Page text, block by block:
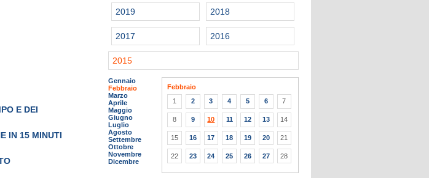
E DEI
IN 15 MINUTI
2019 2018
2017 2016
2015
Gennaio
Febbraio
Marzo
Aprile
Maggio
Giugno
Luglio
Agosto
Settembre
Ottobre
Novembre
Dicembre
Febbraio
1
2 3 4 5 6 7
8 9 10 11 12 13 14
15 16 17 18 19 20 21
22 23 24 25 26 27 28